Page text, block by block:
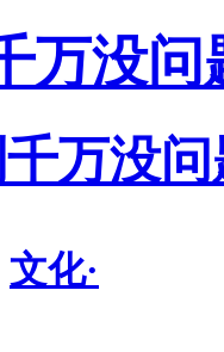
万没问
万没
文化·